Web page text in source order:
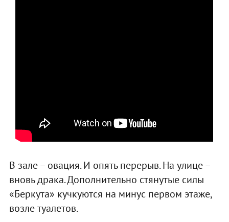
В зале – овация. И опять перерыв. На улице –
вновь драка. Дополнительно стянутые силы
«Беркута» кучкуются на минус первом этаже,
возле туалетов.